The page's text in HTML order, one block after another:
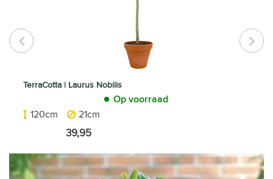
TerraCotta | Laurus Nobilis
Op voorraad
120cm
21cm
39,95